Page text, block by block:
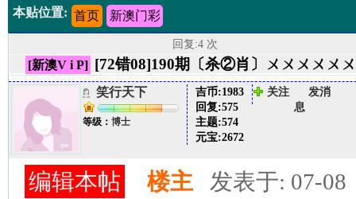
本贴位置: 首页 新澳门彩
回复:4 次
[新澳V i P] [72错08]190期〔杀②肖〕ㄨㄨㄨㄨㄨ
笑行天下
等级： 博士
吉币:1983
回复:575
主题:574
元宝:2672
关注
发消
息
编辑本帖 楼主 发表于: 07-08